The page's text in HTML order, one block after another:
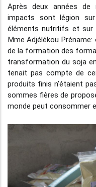
Après deux années
impacts sont légion
éléments nutritifs et sur
Mme Adjélékou
de la formation des
transformation du soja
tenait pas compte de
produits finis n’étaient
sommes fières de
monde peut consommer